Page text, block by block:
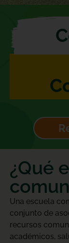
¿Qué
Una escuela
conjunto de
recursos
académicos,